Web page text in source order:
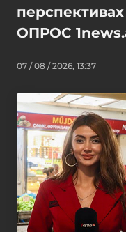
ОПРОС
07 / 08 / 2026, 13:37